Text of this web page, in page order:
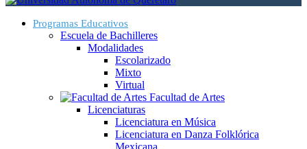
Programas Educativos
Escuela de Bachilleres
Modalidades
Escolarizado
Mixto
Virtual
Facultad de Artes
Licenciaturas
Licenciatura en Música
Licenciatura en Danza Folklórica
Mexicana